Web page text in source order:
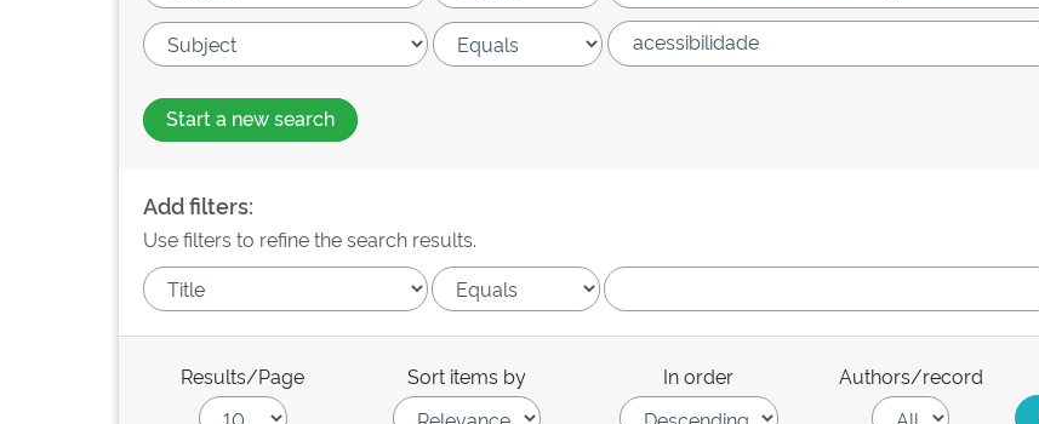
Start a new search
Add filters:
Use filters to refine the search results.
Results/Page Sort items by In order Authors/record